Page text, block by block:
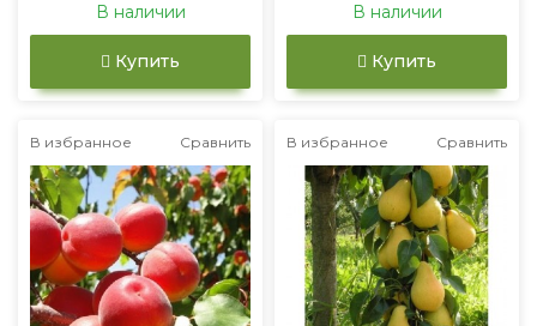
В наличии
Купить
В наличии
Купить
В избранное Сравнить В избранное Сравнить